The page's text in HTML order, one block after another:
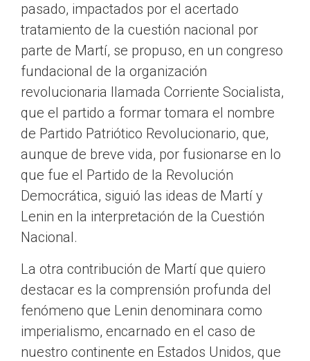
pasado, impactados por el acertado
tratamiento de la cuestión nacional por
parte de Martí, se propuso, en un congreso
fundacional de la organización
revolucionaria llamada Corriente Socialista,
que el partido a formar tomara el nombre
de Partido Patriótico Revolucionario, que,
aunque de breve vida, por fusionarse en lo
que fue el Partido de la Revolución
Democrática, siguió las ideas de Martí y
Lenin en la interpretación de la Cuestión
Nacional.
La otra contribución de Martí que quiero
destacar es la comprensión profunda del
fenómeno que Lenin denominara como
imperialismo, encarnado en el caso de
nuestro continente en Estados Unidos, que